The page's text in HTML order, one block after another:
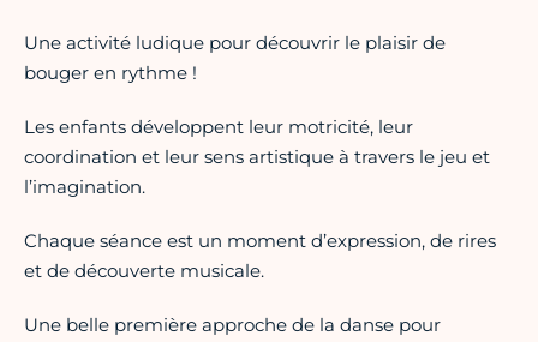
Une activité ludique pour découvrir le plaisir de
bouger en rythme !
Les enfants développent leur motricité, leur
coordination et leur sens artistique à travers le jeu et
l’imagination.
Chaque séance est un moment d’expression, de rires
et de découverte musicale.
Une belle première approche de la danse pour